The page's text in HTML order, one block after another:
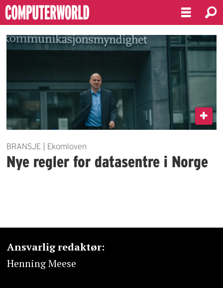
Emne:
BRANSJE | Ekomloven
Nye regler for datasentre i Norge
Ansvarlig redaktør:
Henning Meese